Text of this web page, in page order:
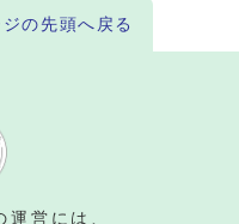
の先頭へ戻る
運営には、